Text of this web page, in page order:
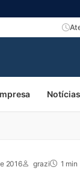
Notícias
2016 grazi 1 min